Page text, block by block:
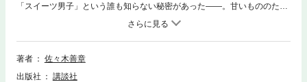
「スイーツ男子」という誰も知らない秘密があった――。甘いもののため
ならハードワーク。カロリーだって気になっちゃう。それでも止まらない
スイーツ愛！ Dモーニングで絶好調連載中のスイーツサラリーマン漫画
が詳細レシピ付きで登場!!
著者
佐々木善章
出版社
講談社